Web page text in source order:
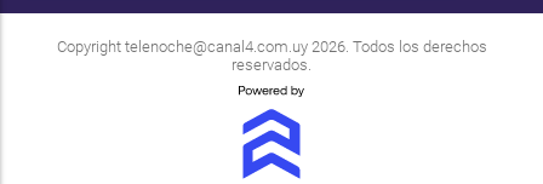
Copyright telenoche@canal4.com.uy2026. Todos los derechos
reservados.